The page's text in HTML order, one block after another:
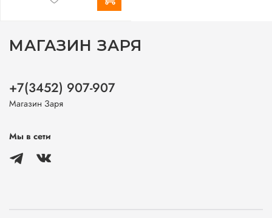
МАГАЗИН ЗАРЯ
+7(3452) 907-907
Магазин Заря
Мы в сети